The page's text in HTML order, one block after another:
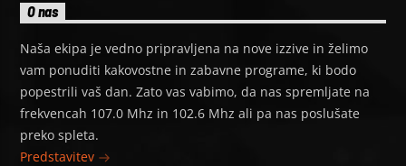
O nas
Naša ekipa je vedno pripravljena na nove izzive in želimo
vam ponuditi kakovostne in zabavne programe, ki bodo
popestrili vaš dan. Zato vas vabimo, da nas spremljate na
frekvencah 107.0 Mhz in 102.6 Mhz ali pa nas poslušate
preko spleta.
Predstavitev